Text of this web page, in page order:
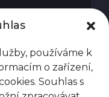
používáme k
o zařízení,
Souhlas s